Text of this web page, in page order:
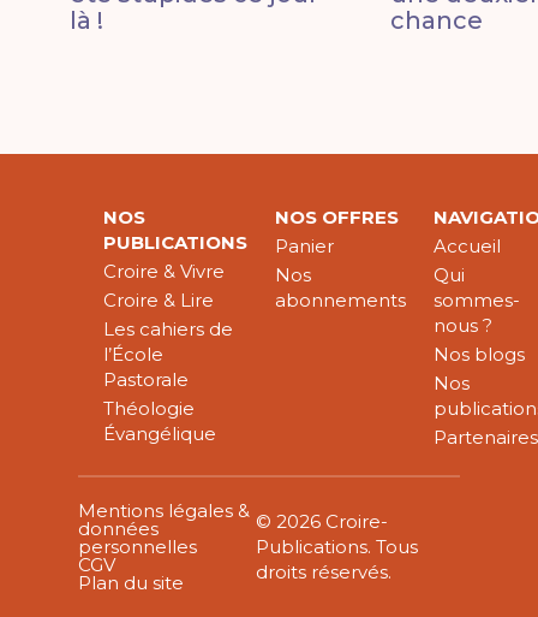
là !
chance
NOS
PUBLICATIONS
Croire & Vivre
Croire & Lire
Les cahiers de
l’École
Pastorale
Théologie
Évangélique
NOS OFFRES
Panier
Nos
abonnements
Accueil
Qui
sommes-
nous ?
Nos blogs
Nos
Partenaires
Mentions légales &
données
personnelles
CGV
Plan du site
© 2026 Croire-
Publications. Tous
droits réservés.